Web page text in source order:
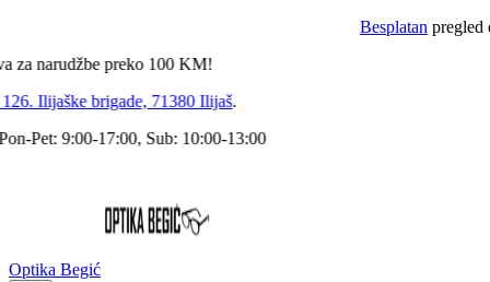
Besplatan pregled
preko 100KM!
Ilijaške brigade, 71380 Ilijaš.
9:00-17:00, Sub: 10:00-13:00
Optika Begić